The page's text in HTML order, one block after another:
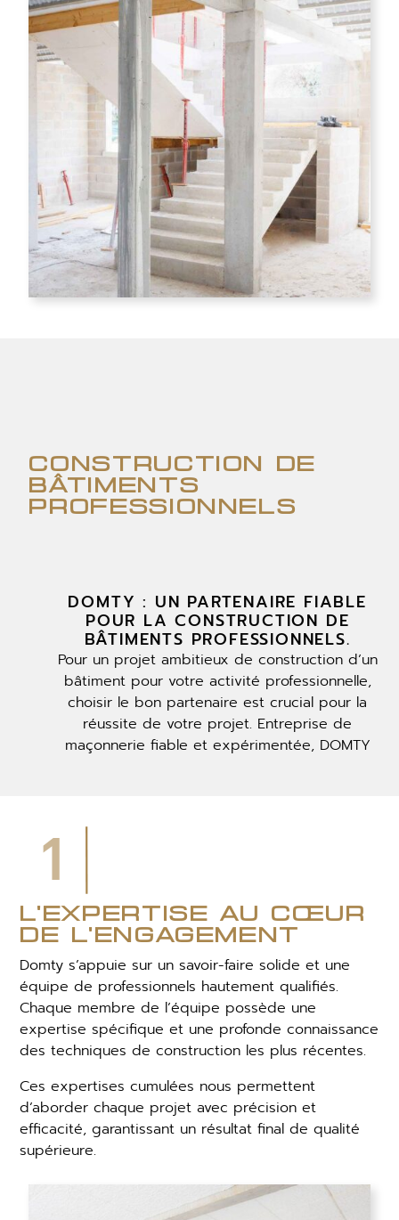
construction de
bâtiments
professionnels
DOMTY : UN PARTENAIRE FIABLE
POUR LA CONSTRUCTION DE
BÂTIMENTS PROFESSIONNELS.
Pour un projet ambitieux de construction d’un
bâtiment pour votre activité professionnelle,
choisir le bon partenaire est crucial pour la
réussite de votre projet. Entreprise de
maçonnerie fiable et expérimentée, DOMTY
1
l'expertise au cœur
de l'engagement
Domty s’appuie sur un savoir-faire solide et une
équipe de professionnels hautement qualifiés.
Chaque membre de l’équipe possède une
expertise spécifique et une profonde connaissance
des techniques de construction les plus récentes.
Ces expertises cumulées nous permettent
d’aborder chaque projet avec précision et
efficacité, garantissant un résultat final de qualité
supérieure.